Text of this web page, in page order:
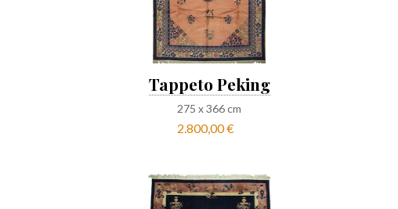
Tappeto Peking
275 x366cm
2.800,00 €